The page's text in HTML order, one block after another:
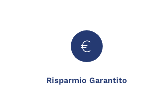
Risparmio Garantito